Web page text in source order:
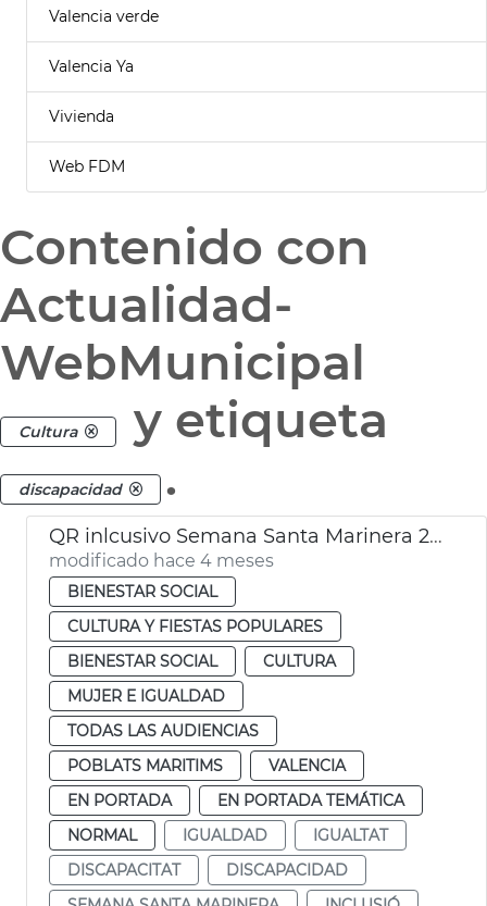
Valencia verde
Valencia Ya
Vivienda
Web FDM
Contenido con
Actualidad-
WebMunicipal
Cultura y etiqueta
discapacidad .
QR inlcusivo Semana Santa Marinera 2026
modificado hace 4 meses
BIENESTAR SOCIAL
CULTURA Y FIESTAS POPULARES
BIENESTAR SOCIAL
CULTURA
MUJER E IGUALDAD
TODAS LAS AUDIENCIAS
POBLATS MARITIMS
VALENCIA
EN PORTADA
EN PORTADA TEMÁTICA
NORMAL
IGUALDAD
IGUALTAT
DISCAPACITAT
DISCAPACIDAD